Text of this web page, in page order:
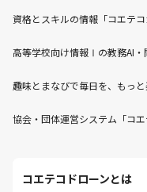
資格とスキルの情報「コエテコ
高等学校向け情報Ⅰの教務AI・
趣味とまなびで毎日を、もっと
協会・団体運営システム「コエ
コエテコドローンとは